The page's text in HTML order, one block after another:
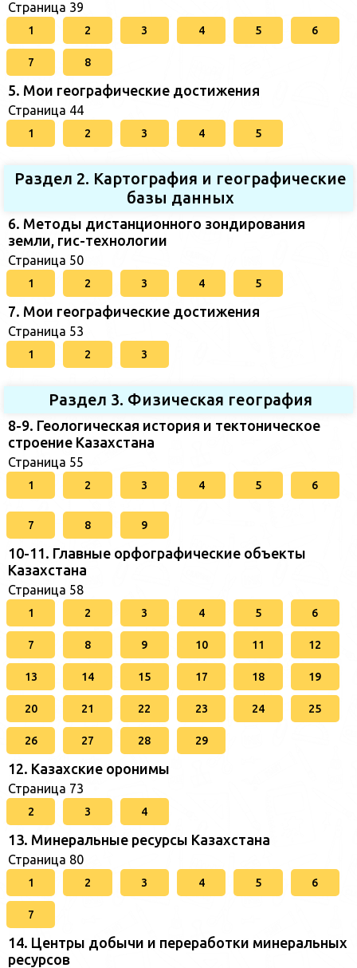
Страница 39
1 2 3 4 5 6
7 8
5. Мои географические достижения
Страница 44
1 2 3 4 5
Раздел 2. Картография и географические
базы данных
6. Методы дистанционного зондирования
земли, гис-технологии
Страница 50
1 2 3 4 5
7. Мои географические достижения
Страница 53
1 2 3
Раздел 3. Физическая география
8-9. Геологическая история и тектоническое
строение Казахстана
Страница 55
1 2 3 4 5 6
7 8 9
10-11. Главные орфографические объекты
Казахстана
Страница 58
1 2 3 4 5 6
7 8 9 10 11 12
13 14 15 17 18 19
20 21 22 23 24 25
26 27 28 29
12. Казахские оронимы
Страница 73
2 3 4
13. Минеральные ресурсы Казахстана
Страница 80
1 2 3 4 5 6
7
14. Центры добычи и переработки минеральных
ресурсов